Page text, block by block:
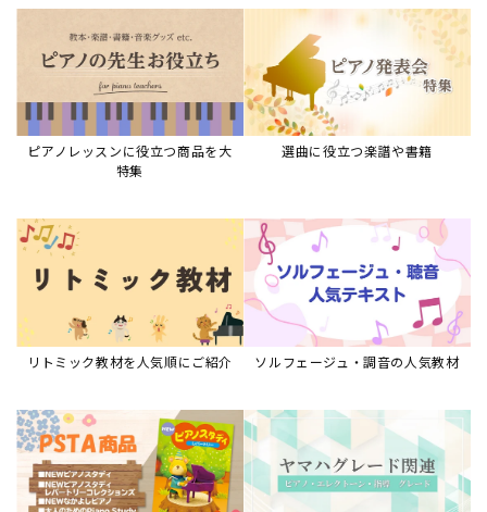
ピアノレッスンに役立つ商品を大
特集
選曲に役立つ楽譜や書籍
リトミック教材を人気順にご紹介 ソルフェージュ・調音の人気教材